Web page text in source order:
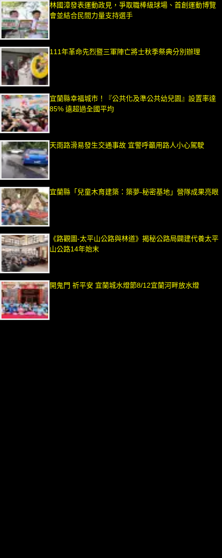
林國漳發表運動政見，爭取職棒級球場、首創運動博覽
會並結合民間力量支持選手
111年革命先烈暨三軍陣亡將士秋季祭典分別辦理
宜蘭縣幸福城市！『公共化及準公共幼兒園』設置率達
85% 遠超過全國平均
天雨路滑易發生交通事故 宜警呼籲用路人小心駕駛
宜蘭縣「兒童木育建築：築夢-秘密基地」營隊成果亮眼
《路觀圖-太平山公路與林道》揭秘公路局闢建代養太平
山公路14年始末
開鬼門 祈平安 宜蘭城水燈節8/12宜蘭河畔放水燈